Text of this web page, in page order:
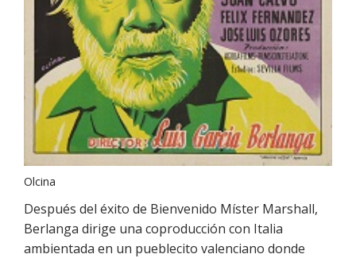
Olcina
Después del éxito de Bienvenido Míster Marshall,
Berlanga dirige una coproducción con Italia
ambientada en un pueblecito valenciano donde